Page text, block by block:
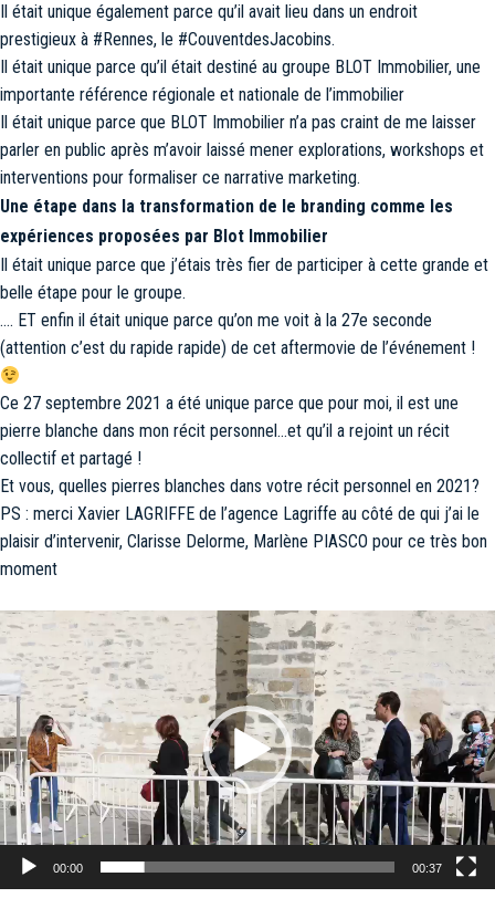
Il était unique également parce qu’il avait lieu dans un endroit
prestigieux à #Rennes, le #CouventdesJacobins.
Il était unique parce qu’il était destiné au groupe BLOT Immobilier, une
importante référence régionale et nationale de l’immobilier
Il était unique parce que BLOT Immobilier n’a pas craint de me laisser
parler en public après m’avoir laissé mener explorations, workshops et
interventions pour formaliser ce narrative marketing.
Une étape dans la transformation de le branding comme les
expériences proposées par Blot Immobilier
Il était unique parce que j’étais très fier de participer à cette grande et
belle étape pour le groupe.
…. ET enfin il était unique parce qu’on me voit à la 27e seconde
(attention c’est du rapide rapide) de cet aftermovie de l’événement !
Ce 27 septembre 2021 a été unique parce que pour moi, il est une
pierre blanche dans mon récit personnel…et qu’il a rejoint un récit
collectif et partagé !
Et vous, quelles pierres blanches dans votre récit personnel en 2021?
PS : merci Xavier LAGRIFFE de l’agence Lagriffe au côté de qui j’ai le
plaisir d’intervenir, Clarisse Delorme, Marlène PIASCO pour ce très bon
moment
Lecteur
vidéo
00:00 00:37